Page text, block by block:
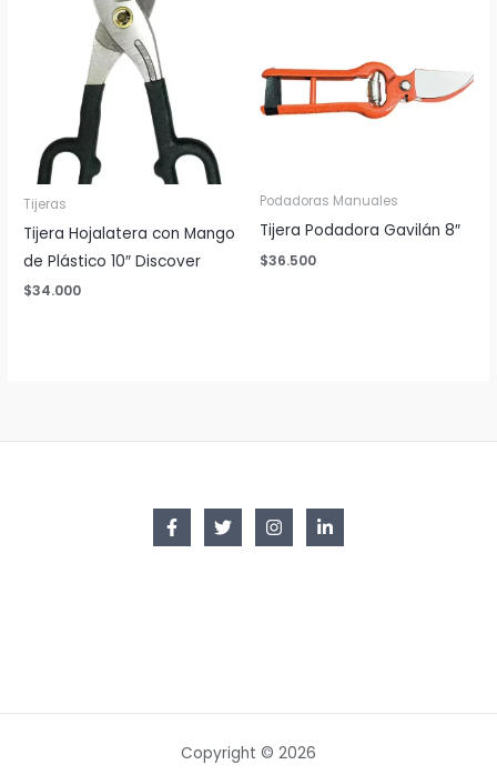
Tijeras
Tijera Hojalatera con Mango
de Plástico 10″ Discover
$34.000
Podadoras Manuales
Tijera Podadora Gavilán 8″
$36.500
Copyright © 2026